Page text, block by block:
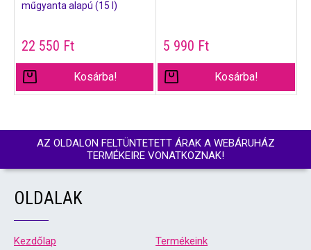
műgyanta alapú (15 l)
22 550 Ft
Kosárba!
5 990 Ft
Kosárba!
AZ OLDALON FELTÜNTETETT ÁRAK A WEBÁRUHÁZ
TERMÉKEIRE VONATKOZNAK!
OLDALAK
Kezdőlap
Termékeink